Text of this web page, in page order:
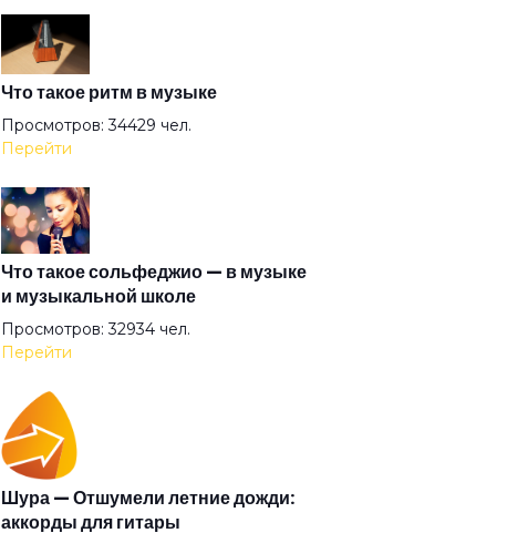
Красиво (feat. План Ломоносова)
Крик
Магазин
Майская
Март
Что такое ритм в музыке
Просмотров: 34429 чел.
Перейти
Что такое сольфеджио — в музыке
и музыкальной школе
Просмотров: 32934 чел.
Перейти
Шура — Отшумели летние дожди:
аккорды для гитары